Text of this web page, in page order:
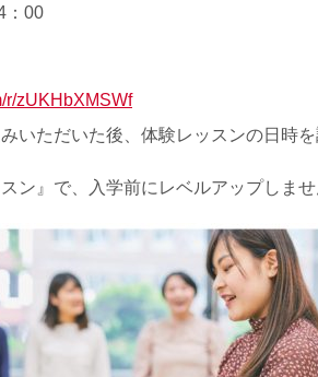
：00
r/zUKHbXMSWf
いただいた後、体験レッスンの日時を
ン』で、入学前にレベルアップしませ